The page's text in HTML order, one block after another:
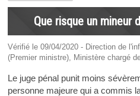
Que risque un mineur
Vérifié le 09/04/2020 - Direction de
(Premier ministre), Ministère chargé
Le juge pénal punit moins
personne majeure qui a commis